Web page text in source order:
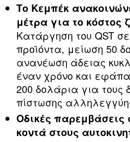
Το Κεμπέκ
μέτρα για το κόστος
Κατάργηση του QST
προϊόντα, μείωση 50
ανανέωση άδειας
έναν χρόνο και
200 δολάρια για τους
πίστωσης
Οδικές παρεμβάσεις
κοντά στους